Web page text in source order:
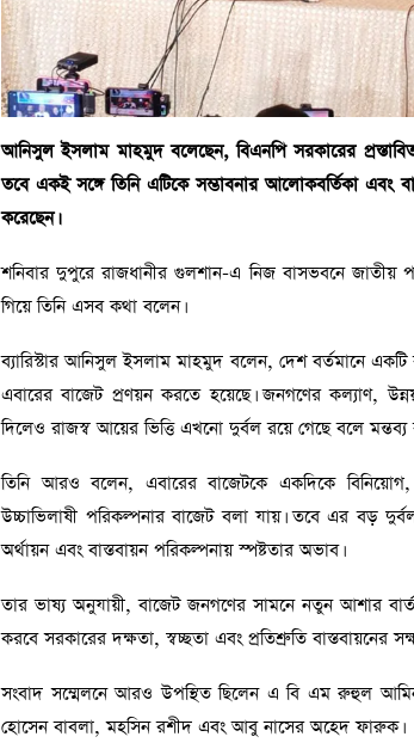
আনিসুল ইসলাম মাহমুদ বলেছেন, বিএনপি সরকারের
তবে একই সঙ্গে তিনি এটিকে সম্ভাবনার আলোকবর্তিকা এবং
করেছেন।
শনিবার দুপুরে রাজধানীর গুলশান-এ নিজ বাসভবনে জাতীয়
গিয়ে তিনি এসব কথা বলেন।
ব্যারিস্টার আনিসুল ইসলাম মাহমুদ বলেন, দেশ বর্তমানে
এবারের বাজেট প্রণয়ন করতে হয়েছে। জনগণের কল্যাণ,
দিলেও রাজস্ব আয়ের ভিত্তি এখনো দুর্বল রয়ে গেছে বলে মন্তব্য
তিনি আরও বলেন, এবারের বাজেটকে একদিকে বিনিয়োগ,
উচ্চাভিলাষী পরিকল্পনার বাজেট বলা যায়। তবে এর বড়
অর্থায়ন এবং বাস্তবায়ন পরিকল্পনায় স্পষ্টতার অভাব।
তার ভাষ্য অনুযায়ী, বাজেট জনগণের সামনে নতুন আশার
করবে সরকারের দক্ষতা, স্বচ্ছতা এবং প্রতিশ্রুতি বাস্তবায়নের
সংবাদ সম্মেলনে আরও উপস্থিত ছিলেন এ বি এম রুহুল
হোসেন বাবলা, মহসিন রশীদ এবং আবু নাসের অহেদ ফারুক।